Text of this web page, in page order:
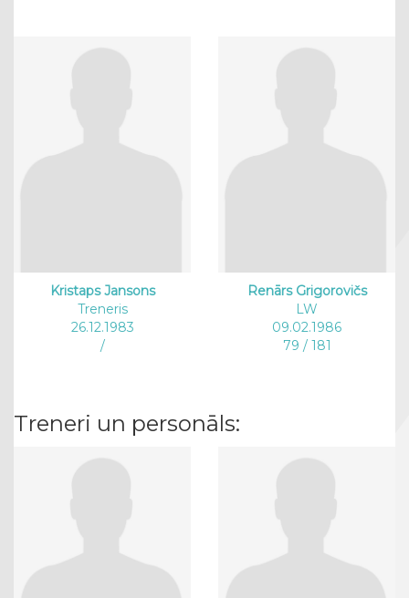
Kristaps Jansons
Treneris
26.12.1983
/
Renārs Grigorovičs
LW
09.02.1986
79 / 181
Treneri un personāls: